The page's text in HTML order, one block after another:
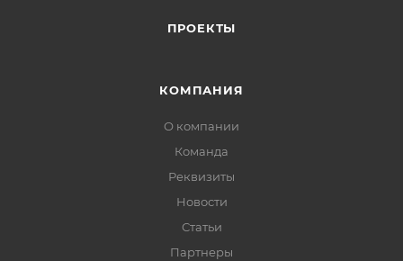
ПРОЕКТЫ
КОМПАНИЯ
О компании
Команда
Реквизиты
Новости
Статьи
Партнеры